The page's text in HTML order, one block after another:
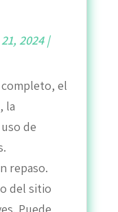
2024|
el
la
de
repaso.
del sitio
Puede